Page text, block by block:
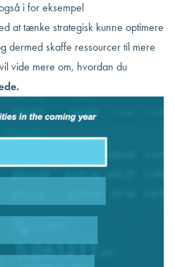
i for eksempel
at tænke strategisk kunne optimere
dermed skaffe ressourcer til mere
vide mere om, hvordan du